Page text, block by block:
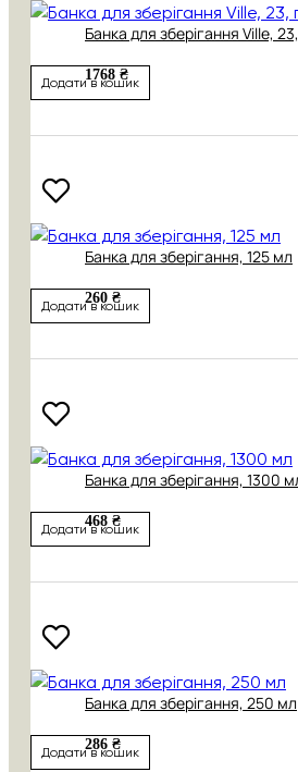
Банка для зберігання Ville,
1768 ₴
Додати в кошик
Банка для зберігання, 125 мл
260 ₴
Додати в кошик
Банка для зберігання, 1300
468 ₴
Додати в кошик
Банка для зберігання, 250 мл
286 ₴
Додати в кошик